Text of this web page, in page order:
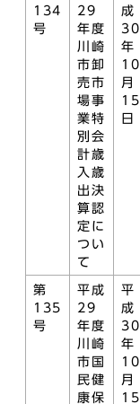
134
号
29
年度
川崎
市卸
売市
場事
業特
別会
計歳
入歳
出決
算認
定に
つい
て
成
30
年
10
月
15
日
第
135
号
平成
29
年度
川崎
市国
民健
康保
平
成
30
年
10
月
15